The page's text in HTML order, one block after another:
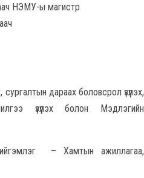
НЭМУ-ы магистр
дараах боловсрол үзүүлэх,
үзүүлэх болон Мэдлэгийн
– Хамтын ажиллагаа,